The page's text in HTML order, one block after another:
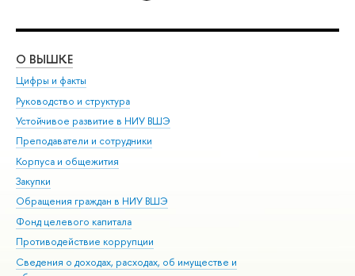
О ВЫШКЕ
Цифры и факты
Руководство и структура
Устойчивое развитие в НИУ ВШЭ
Преподаватели и сотрудники
Корпуса и общежития
Закупки
Обращения граждан в НИУ ВШЭ
Фонд целевого капитала
Противодействие коррупции
Сведения о доходах, расходах, об имуществе и